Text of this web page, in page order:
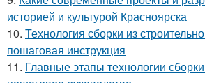
историей и культурой Красноярска
10. Технология сборки из
пошаговая инструкция
11. Главные этапы технологии